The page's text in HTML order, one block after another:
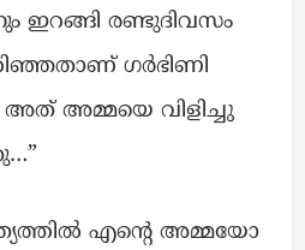
ഇറങ്ങി രണ്ടുദിവസം
ഗർഭിണി
അമ്മയെ വിളിച്ചു
എന്റെ അമ്മയോ